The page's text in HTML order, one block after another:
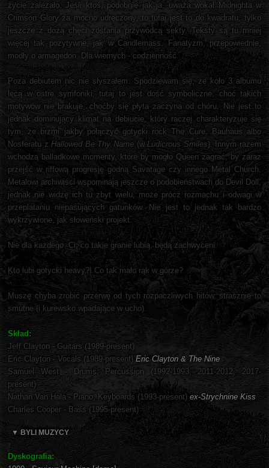
życie zależało. Jeśli ktoś, podobnie jak ja, uważa wokal Midnighta w
Crimson Glory za mocno udręczony, to tutaj jest to do kwadratu, tylko
jeszcze z dozą chęci zostania przywódcą sekty. Teksty są tu mniej
więcej tak pozytywne, jak w Candlemass. Fanatyzm, przepowiednie,
modły o armagedon. Dla wiernych - codzienność.
Poza debiutem nic nie słyszałem. Spodziewam się, że koło 3 albumu
lecą w ostre symfoniki, tutaj to jest dość symboliczne, choć takich
motywów nie brakuje, choćby się płyta zaczyna od chóru. Nie jest to
jednak dominujący klimat na debiucie, który raczej charakteryzuje się
tym, że brzmi jakby połączyć gotycki rock The Cure, Bauhaus albo
Nosferatu zHallowed Be Thy Name (w Ludicrous Smiles). Innym razem
wchodzą balladkowe momenty, które by mogło Queen zagrać, by zaraz
przejść w riffową progresję godną Savatage czy innego Metal Church.
Metalowi archiwiści wspominają jeszcze o podobieństwach do Devil Doll,
jednak nie widzę ich tu zbyt wielu, może prócz rozmachu i odwagi w
przeplataniu niepasujących gatunków. Nie jest to jednak tak bardzo
wykrzywione, jak słoweński projekt.
Nie dla każdego. Ci, co takie granie lubią, będą zachwyceni.
Kto lubi gotycki heavy?! Co tak mało rąk w górze?
Muszę chyba zrobić przerwę od tych rozpaczliwych hitów, strasznie to
smutne (i kurewsko wpadające w ucho).
Skład:
Jeff Clayton - Guitars (1989-present)
Eric Clayton - Vocals (1989-present) Eric Clayton & The Nine
Samuel West - Drums, Percussion (1992-1993, 2011-2012, 2017-
present)
Nathan Van Hala - Piano, Keyboards (1993-present) ex-Strychnine Kiss
Charles Cooper - Bass (1995-present)
▼ BYLI MUZYCY
Dyskografia: